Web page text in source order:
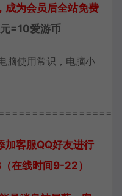
成为会员后全站免费
=10爱游币
脑使用常识，电脑小
加客服QQ好友进行
在线时间9-22）